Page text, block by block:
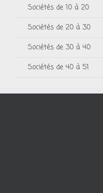
Sociétés de 10 à 20
Sociétés de 20 à 30
Sociétés de 30 à 40
Sociétés de 40 à 51